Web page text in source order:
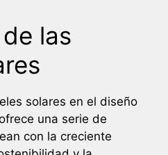
las
solares en el diseño
una serie de
con la creciente